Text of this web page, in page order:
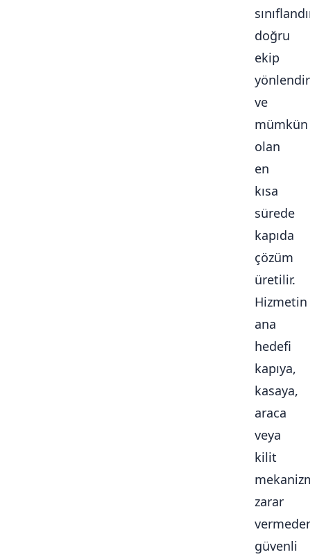
doğru
ekip
ve
mümkün
olan
en
kısa
sürede
kapıda
çözüm
üretilir.
Hizmetin
ana
hedefi
kapıya,
kasaya,
araca
veya
kilit
zarar
güvenli